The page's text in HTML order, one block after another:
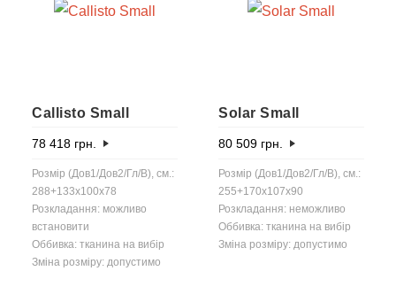
Callisto Small
78 418 грн.
Розмір (Дов1/Дов2/Гл/В), см.:
288+133x100x78
Розкладання: можливо
встановити
Оббивка: тканина на вибір
Зміна розміру: допустимо
Solar Small
80 509 грн.
Розмір (Дов1/Дов2/Гл/В), см.:
255+170x107x90
Розкладання: неможливо
Оббивка: тканина на вибір
Зміна розміру: допустимо